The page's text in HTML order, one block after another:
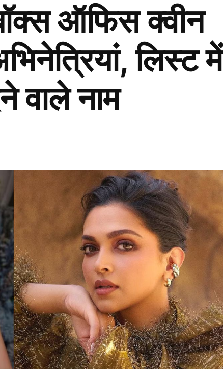
27 सितंबर 1989 को मध्य प्रदेश के दमोह जिले के एक
धर्म और आध्यात्म की ओर था. अनिरुद्धाचार्य का वास्तविक
ने कक्षा 5 तक पढ़ाई की, उसके बाद उन्होंने वृन्दावन जाकर
पिता एक मंदिर के पुजारी थे और उनका पालन-पोषण आध्यात्मिक
करना शुरू कर दिया और कम उम्र में ही रामचरितमानस और
का प्रचार करना शुरू कर दिया और भागवत कथा और प्रवचन
ऑफिस क्वीन
लिस्ट में
वाले नाम